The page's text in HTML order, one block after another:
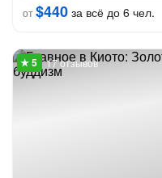
от$440 за всё до 6 чел.
17 отзывов